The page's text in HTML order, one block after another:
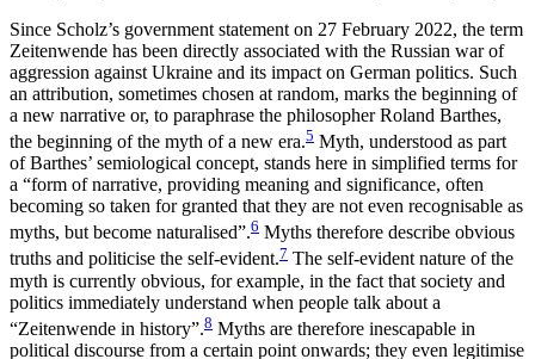
Since Scholz’s government statement on 27 February 2022, the term
Zeitenwende has been directly associated with the Russian war of
aggression against Ukraine and its impact on German politics. Such
an attribution, sometimes chosen at random, marks the beginning of
a new narrative or, to paraphrase the philosopher Roland Barthes,
the beginning of the myth of a new era.5 Myth, understood as part
of Barthes’ semiological concept, stands here in simpli­fied terms for
a “form of narrative, providing mean­ing and significance, often
becoming so taken for granted that they are not even recognisable as
myths, but become naturalised”.6 Myths therefore describe obvious
truths and politicise the self-evident.7 The self-evident nature of the
myth is currently obvious, for example, in the fact that society and
politics immediately understand when people talk about a
“Zeitenwende in history”.8 Myths are therefore in­escapable in
political discourse from a certain point onwards; they even legitimise